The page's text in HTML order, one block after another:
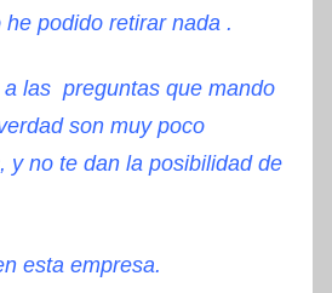
podido retirar nada .
las preguntas que mando
son muy poco
y no te dan la posibilidad de
esta empresa.